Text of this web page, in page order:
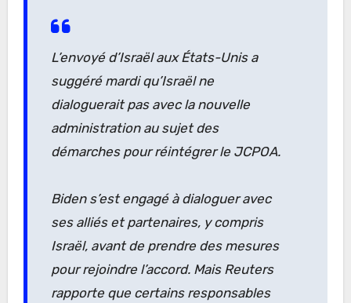
L’envoyé d’Israël aux États-Unis a
suggéré mardi qu’Israël ne
dialoguerait pas avec la nouvelle
administration au sujet des
démarches pour réintégrer le JCPOA.
Biden s’est engagé à dialoguer avec
ses alliés et partenaires, y compris
Israël, avant de prendre des mesures
pour rejoindre l’accord. Mais Reuters
rapporte que certains responsables